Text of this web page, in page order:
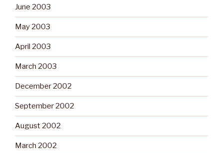
June 2003
May 2003
April 2003
March 2003
December 2002
September 2002
August 2002
March 2002